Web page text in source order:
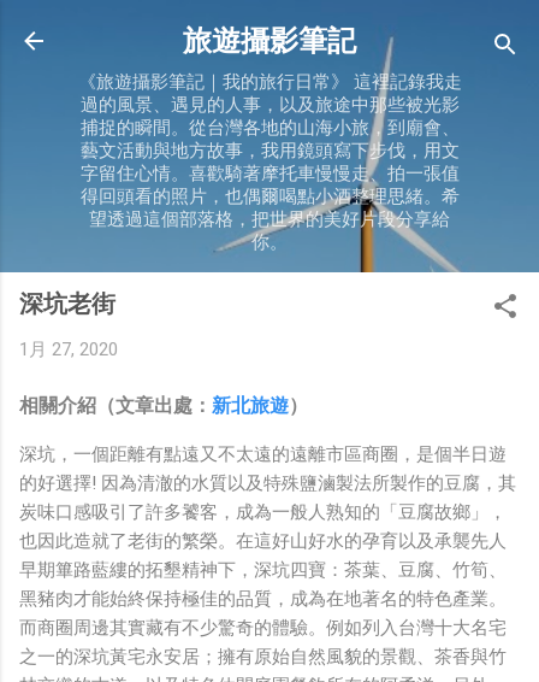
跳到主要內容
旅遊攝影筆記
《旅遊攝影筆記｜我的旅行日常》 這裡記錄我走
過的風景、遇見的人事，以及旅途中那些被光影
捕捉的瞬間。從台灣各地的山海小旅，到廟會、
藝文活動與地方故事，我用鏡頭寫下步伐，用文
字留住心情。喜歡騎著摩托車慢慢走、拍一張值
得回頭看的照片，也偶爾喝點小酒整理思緒。希
望透過這個部落格，把世界的美好片段分享給
你。
深坑老街
1月 27, 2020
相關介紹（文章出處： 新北旅遊）
深坑，一個距離有點遠又不太遠的遠離市區商圈，是個半日遊
的好選擇! 因為清澈的水質以及特殊鹽滷製法所製作的豆腐，其
炭味口感吸引了許多饕客，成為一般人熟知的「豆腐故鄉」，
也因此造就了老街的繁榮。在這好山好水的孕育以及承襲先人
早期篳路藍縷的拓墾精神下，深坑四寶：茶葉、豆腐、竹筍、
黑豬肉才能始終保持極佳的品質，成為在地著名的特色產業。
而商圈周邊其實藏有不少驚奇的體驗。例如列入台灣十大名宅
之一的深坑黃宅永安居；擁有原始自然風貌的景觀、茶香與竹